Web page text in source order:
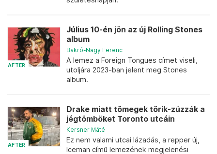
AFTER
Július 10-én jön az új Rolling Stones
album
Bakró-Nagy Ferenc
A lemez a Foreign Tongues címet viseli,
utoljára 2023-ban jelent meg Stones
album.
AFTER
Drake miatt tömegek törik-zúzzák a
jégtömböket Toronto utcáin
Kersner Máté
Ez nem valami utcai lázadás, a repper új,
Iceman című lemezének megjelenési